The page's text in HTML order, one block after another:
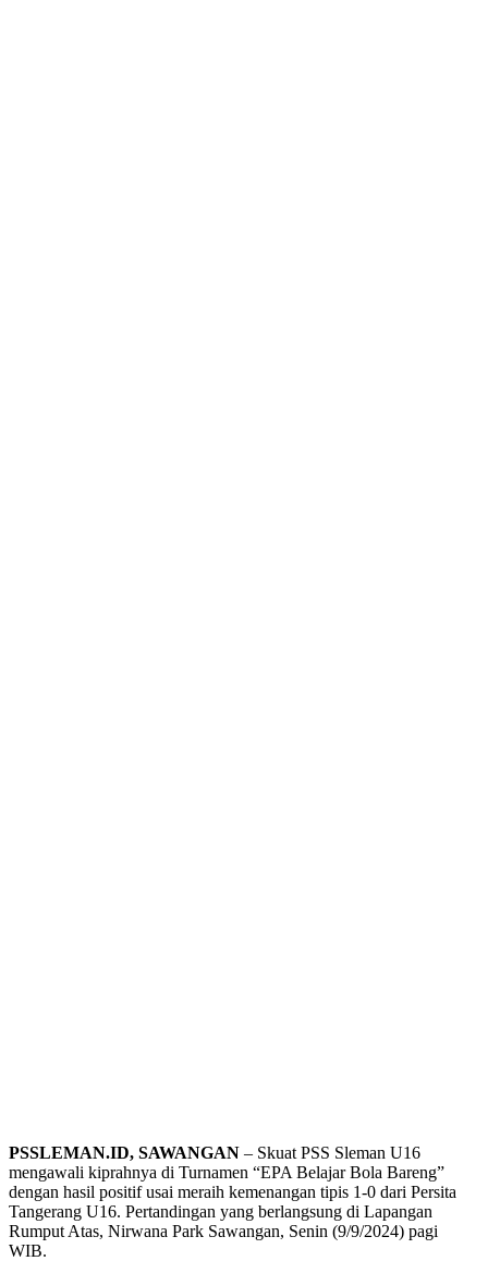
PSSLEMAN.ID, SAWANGAN – Skuat PSS Sleman U16
mengawali kiprahnya di Turnamen “EPA Belajar Bola Bareng”
dengan hasil positif usai meraih kemenangan tipis 1-0 dari Persita
Tangerang U16. Pertandingan yang berlangsung di Lapangan
Rumput Atas, Nirwana Park Sawangan, Senin (9/9/2024) pagi
WIB.